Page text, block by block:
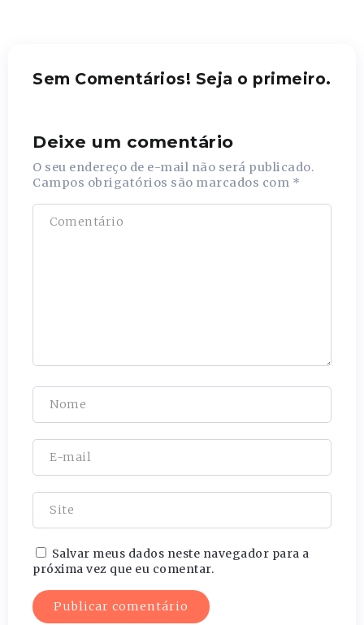
Sem Comentários! Seja o primeiro.
Deixe um comentário
O seu endereço de e-mail não será publicado.
Campos obrigatórios são marcados com *
Salvar meus dados neste navegador para a
próxima vez que eu comentar.